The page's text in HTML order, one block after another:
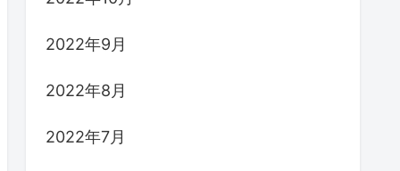
2022年9月
2022年8月
2022年7月